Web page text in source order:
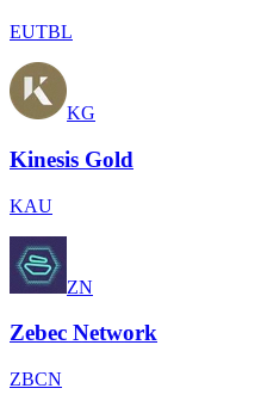
EUTBL
KG
Kinesis Gold
KAU
ZN
Zebec Network
ZBCN